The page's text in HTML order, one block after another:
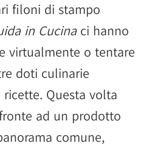
filoni di stampo
in Cucinaci hanno
virtualmente o tentare
doti culinarie
Questa volta
ad un prodotto
comune,